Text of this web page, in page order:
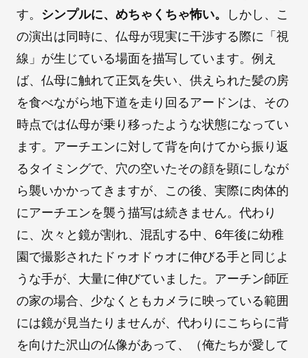
す。 シンプルに、めちゃくちゃ怖い。
しかし、こ
の演出は同時に、仏母が現実に干渉する際に「視
線」が生じている場面を描写しています。例え
ば、仏母に触れて正気を失い、供えられた髪の房
を食べながら地下道を走り回るアードンは、その
時点では仏母が乗り移ったような状態になってい
ます。アーチエンに対して背を向けてから振り返
るタイミングで、穴の空いたその顔を顕にしなが
ら襲いかかってきますが、この後、実際に肉体的
にアーチエンを襲う描写は続きません。代わり
に、次々と鏡が割れ、混乱する中、6年後に幼稚
園で撮影されたドゥオドゥオに伸びる手と同じよ
うな手が、大量に伸びていました。アーチン師匠
の家の場合、少なくともカメラに映っている範囲
には鏡が見当たりませんが、代わりにこちらに背
を向けた沢山の仏像があって、（俺たちが愛して